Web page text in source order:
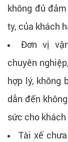
không đủ
ty, của khách
Đơn vị
chuyên
hợp lý, không
dẫn đến
sức cho khách
Tài xế